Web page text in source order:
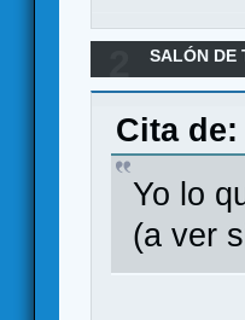
SALÓN DE
Cita de:
Yo lo
(a ver